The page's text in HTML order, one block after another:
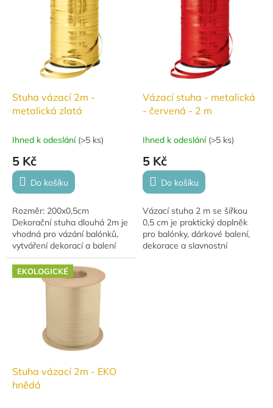
Stuha vázací 2m -
metalická zlatá
Ihned k odeslání (>5 ks)
5 Kč
Do košíku
Rozměr: 200x0,5cm
Dekorační stuha dlouhá 2m je
vhodná pro vázání balónků,
vytváření dekorací a balení
dárků.
Vázací stuha - metalická
- červená - 2 m
Ihned k odeslání (>5 ks)
5 Kč
Do košíku
Vázací stuha 2 m se šířkou
0,5 cm je praktický doplněk
pro balónky, dárkové balení,
dekorace a slavnostní
EKOLOGICKÉ
Stuha vázací 2m - EKO
hnědá